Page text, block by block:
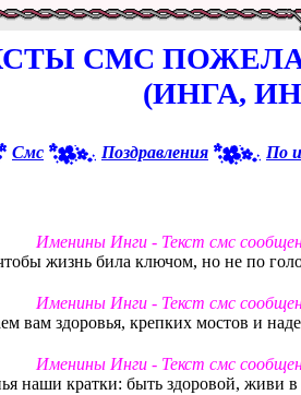
СМС
(ИНГА,
Смс Поздравления По
Именины Инги - Текст смс
жизнь била ключом, но не по
Именины Инги - Текст смс
вам здоровья, крепких мостов и
Именины Инги - Текст смс
наши кратки: быть здоровой, живи в